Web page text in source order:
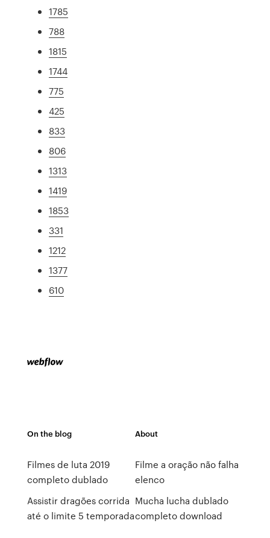
1785
788
1815
1744
775
425
833
806
1313
1419
1853
331
1212
1377
610
On the blog
Filmes de luta 2019
completo dublado
Assistir dragões corrida
até o limite 5 temporada
About
Filme a oração não falha
elenco
Mucha lucha dublado
completo download